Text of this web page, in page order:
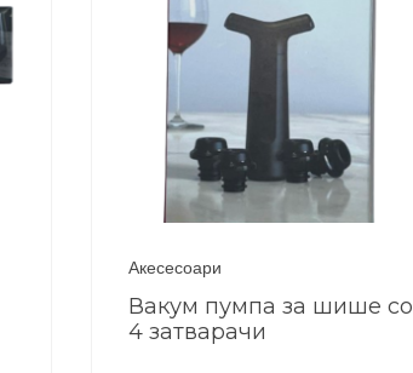
Акесесоари
Вакум пумпа за шише со
4 затварачи